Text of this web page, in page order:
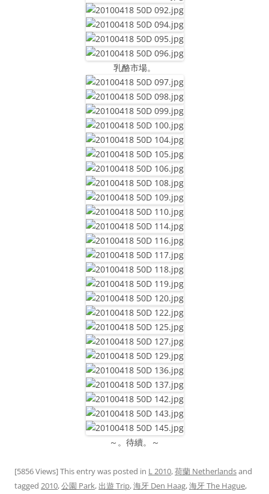
乳酪市場。
～。待續。～
[5856 Views] This entry was posted in L 2010,荷蘭 Netherlandsand
tagged 2010,公園 Park, 出遊 Trip,海牙 Den Haag,海牙 The Hague,